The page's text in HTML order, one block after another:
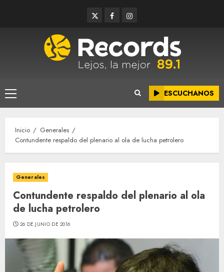
TwitterFacebookInstagram
Menú
principal
ESCUCHANOS
Inicio
Generales
Contundente respaldo del plenario al ola de lucha petrolero
Generales
Contundente respaldo del plenario al ola
de lucha petrolero
26 DE JUNIO DE 2016